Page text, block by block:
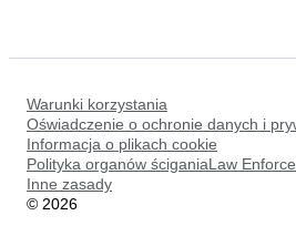
Warunki korzystania
Oświadczenie o ochronie danych i
Informacja o plikach cookie
Polityka organów ściganiaLaw
Inne zasady
© 2026